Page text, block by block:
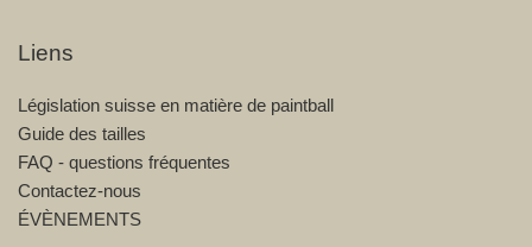
Liens
Législation suisse en matière de paintball
Guide des tailles
FAQ - questions fréquentes
Contactez-nous
ÉVÈNEMENTS